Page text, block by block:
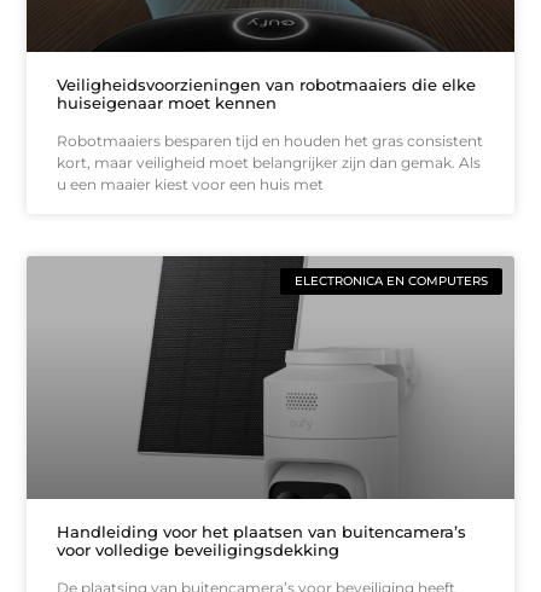
Veiligheidsvoorzieningen van robotmaaiers die elke
huiseigenaar moet kennen
Robotmaaiers besparen tijd en houden het gras consistent
kort, maar veiligheid moet belangrijker zijn dan gemak. Als
u een maaier kiest voor een huis met
ELECTRONICA EN COMPUTERS
Handleiding voor het plaatsen van buitencamera’s
voor volledige beveiligingsdekking
De plaatsing van buitencamera’s voor beveiliging heeft